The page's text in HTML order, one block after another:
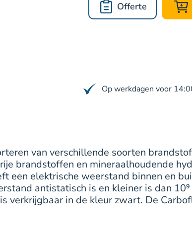
Offerte
Op werkdagen voor
van verschillende soorten
brandstoffen en mineraalhoudende
een elektrische weerstand binnen en
antistatisch is en kleiner is dan
verkrijgbaar in de kleur zwart. De